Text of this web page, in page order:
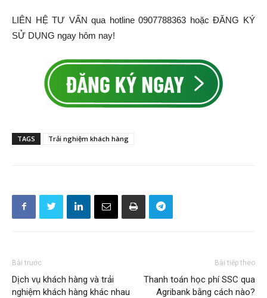
LIÊN HỆ TƯ VẤN qua hotline 0907788363 hoặc ĐĂNG KÝ
SỬ DỤNG ngay hôm nay!
TAGS Trải nghiệm khách hàng
Bài trước
Dịch vụ khách hàng và trải
nghiệm khách hàng khác nhau
Bài tiếp theo
Thanh toán học phí SSC qua
Agribank bằng cách nào?